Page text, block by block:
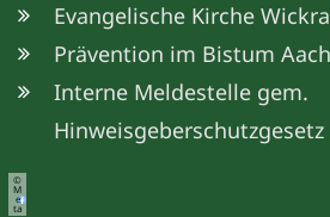
Evangelische Kirche
Prävention im Bistum
Interne Meldestelle gem.
Hinweisgeberschutzgesetz
©
M
e
ta